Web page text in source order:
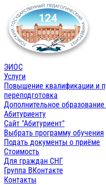
ЭИОС
Услуги
Повышение квалификации и
переподготовка
Дополнительное
Абитуриенту
Сайт "Абитуриент"
Выбрать программу обучения
Подать документы о приёме
Стоимость
Для граждан СНГ
Группа ВКонтакте
Контакты